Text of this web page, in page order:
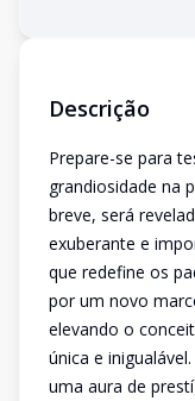
Descrição
Prepare-se para
grandiosidade na
breve, será
exuberante e
que redefine os
por um novo
elevando o
única e
uma aura de